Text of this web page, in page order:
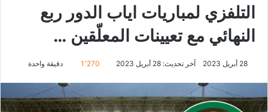
التلفزي لمباريات اياب الدور ربع
النهائي مع تعيينات المعلّقين …
28 أبريل 2023 آخر تحديث: 28 أبريل 2023 1٬270 دقيقة واحدة